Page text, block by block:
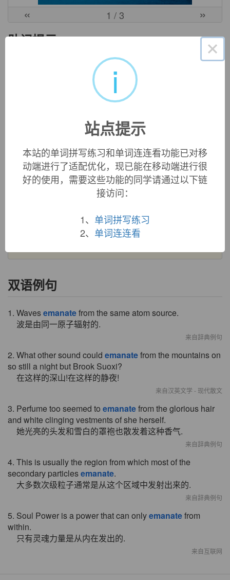
« 1 / 3 »
助记提示
1. 让男生出来吃饭，靠飘出(的味道)。
e-, 向外。-man, 流出，显露。
英文词源
1680s, "to flow out," from Latinemanatus
"flow out," figuratively "arise from, proceed from"
). Related:Emanated;emanating
双语例句
1. Wavesemanatefrom the same atom source.
波是由同一原子辐射的.
来自辞典例句
2. What other sound could emanatefrom the mountains on
so still a night but Brook Suoxi?
在这样的深山!在这样的静夜!
来自汉英文学 - 现代散文
3. Perfume too seemed to emanatefrom the glorious hair
and white clinging vestments of she herself.
她光亮的头发和雪白的罩袍也散发着这种香气.
来自辞典例句
4. This is usually the region from which most of the
secondary particlesemanate.
大多数次级粒子通常是从这个区域中发射出来的.
来自辞典例句
5. Soul Power is a power that can onlyemanatefrom
within.
只有灵魂力量是从内在发出的.
来自互联网
×
i
站点提示
本站的单词拼写练习和单词连连看功能已对移
动端进行了适配优化，现已能在移动端进行很
好的使用，需要这些功能的同学请通过以下链
接访问：
1、 单词拼写练习
2、 单词连连看